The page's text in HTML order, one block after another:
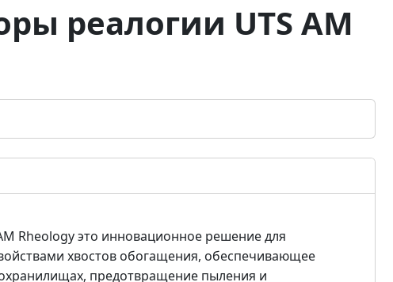
реалогии UTS AM
Rheology это инновационное решение для
хвостов обогащения, обеспечивающее
предотвращение пыления и